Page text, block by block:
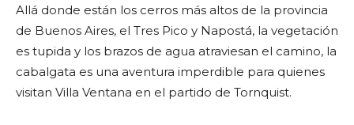
Allá donde están los cerros más altos de la provincia
de Buenos Aires, el Tres Pico y Napostá, la vegetación
es tupida y los brazos de agua atraviesan el camino, la
cabalgata es una aventura imperdible para quienes
visitan Villa Ventana en el partido de Tornquist.